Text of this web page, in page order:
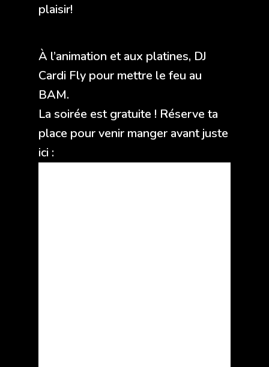
plaisir!
À l’animation et aux platines, DJ
Cardi Fly pour mettre le feu au
BAM.
La soirée est gratuite ! Réserve ta
place pour venir manger avant juste
ici :